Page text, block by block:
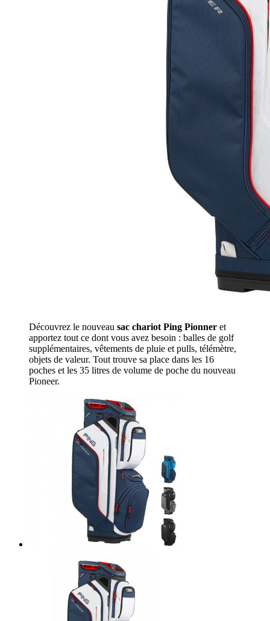
Découvrez le nouveau sac chariot Ping Pionner et
apportez tout ce dont vous avez besoin : balles de golf
supplémentaires, vêtements de pluie et pulls, télémètre,
objets de valeur. Tout trouve sa place dans les 16
poches et les 35 litres de volume de poche du nouveau
Pioneer.